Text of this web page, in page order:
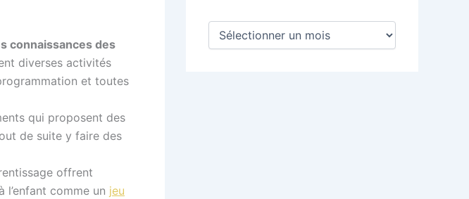
connaissances des
diverses activités
et toutes
qui proposent des
de suite y faire des
offrent
comme un jeu
A